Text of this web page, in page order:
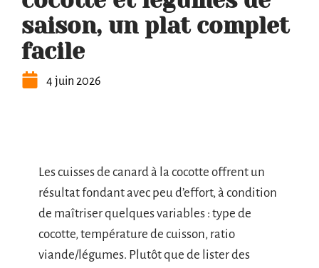
saison, un plat complet
facile
4 juin 2026
Les cuisses de canard à la cocotte offrent un
résultat fondant avec peu d’effort, à condition
de maîtriser quelques variables : type de
cocotte, température de cuisson, ratio
viande/légumes. Plutôt que de lister des